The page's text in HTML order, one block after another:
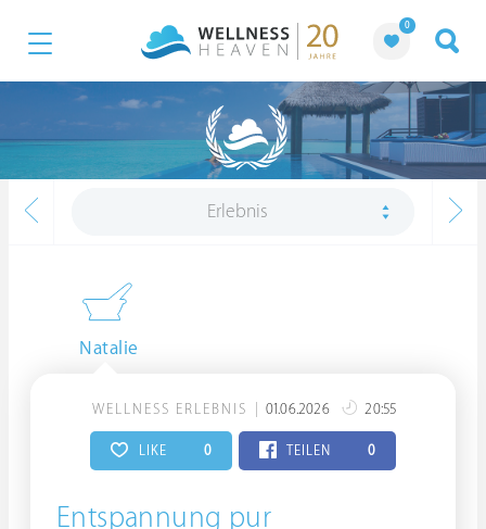
0
Erlebnis
Natalie
WELLNESS ERLEBNIS 01.06.2026 20:55
LIKE 0 TEILEN 0
Entspannung pur